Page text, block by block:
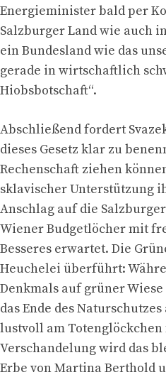
Energieminister bald per
Salzburger Land wie auch
ein Bundesland wie das
gerade in wirtschaftlich
Hiobsbotschaft“.
Abschließend fordert
dieses Gesetz klar zu
Rechenschaft ziehen
sklavischer Unterstützung
Anschlag auf die
Wiener Budgetlöcher mit
Besseres erwartet. Die
Heuchelei überführt:
Denkmals auf grüner
das Ende des
lustvoll am
Verschandelung wird das
Erbe von Martina Berthold